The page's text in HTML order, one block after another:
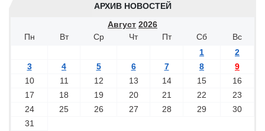
АРХИВ НОВОСТЕЙ
Август 2026
Пн
Вт Ср Чт Пт Сб
Вс
1
2
3
4 5 6 7 8
9
10
11 12 13 14 15
16
17
18 19 20 21 22
23
24
25 26 27 28 29
30
31